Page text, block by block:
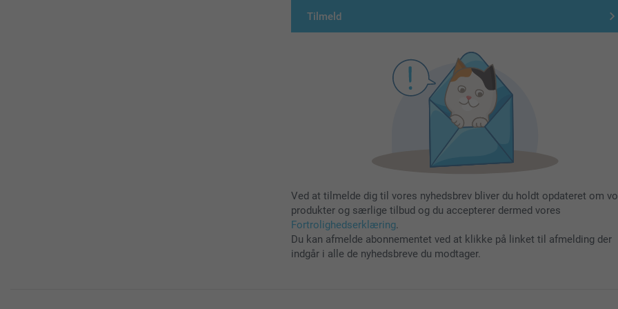
Tilmeld
Ved at tilmelde dig til vores nyhedsbrev bliver du holdt opdateret om
produkter og særlige tilbud og du accepterer dermed vores
Fortrolighedserklæring.
Du kan afmelde abonnementet ved at klikke på linket til afmelding der
indgår i alle de nyhedsbreve du modtager.